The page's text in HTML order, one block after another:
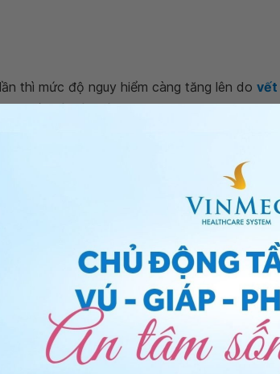
thì mức độ nguy hiểm càng tăng lên do vết
mổ nhiều lần cần thăm khám thai theo lịch
định tình trạng vết mổ và có hướng xử trí
Y tế Vinmec. Trân trọng.
phụ khoa - Khoa Sản Phụ Khoa - Bệnh
vui lòng bấm sốHOTLINE, đặt muaGÓI
khám tự động trên ứng dụng My Vinmec
trên ứng dụng.